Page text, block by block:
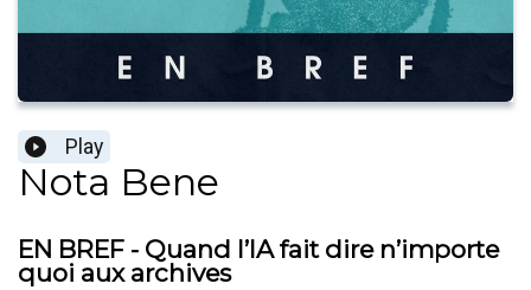
Play
Nota Bene
EN BREF - Quand l’IA fait dire n’importe
quoi aux archives